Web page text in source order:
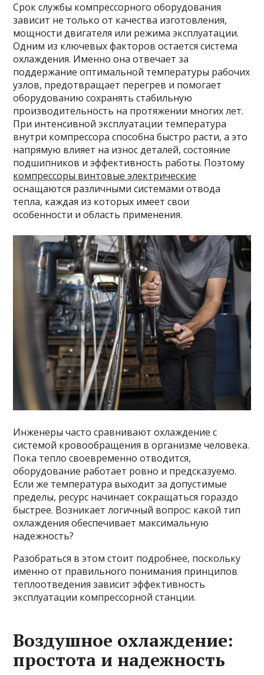
Срок службы компрессорного оборудования
зависит не только от качества изготовления,
мощности двигателя или режима эксплуатации.
Одним из ключевых факторов остается система
охлаждения. Именно она отвечает за
поддержание оптимальной температуры рабочих
узлов, предотвращает перегрев и помогает
оборудованию сохранять стабильную
производительность на протяжении многих лет.
При интенсивной эксплуатации температура
внутри компрессора способна быстро расти, а это
напрямую влияет на износ деталей, состояние
подшипников и эффективность работы. Поэтому
компрессоры винтовые электрические
оснащаются различными системами отвода
тепла, каждая из которых имеет свои
особенности и область применения.
Инженеры часто сравнивают охлаждение с
системой кровообращения в организме человека.
Пока тепло своевременно отводится,
оборудование работает ровно и предсказуемо.
Если же температура выходит за допустимые
пределы, ресурс начинает сокращаться гораздо
быстрее. Возникает логичный вопрос: какой тип
охлаждения обеспечивает максимальную
надежность?
Разобраться в этом стоит подробнее, поскольку
именно от правильного понимания принципов
теплоотведения зависит эффективность
эксплуатации компрессорной станции.
Воздушное охлаждение:
простота и надежность